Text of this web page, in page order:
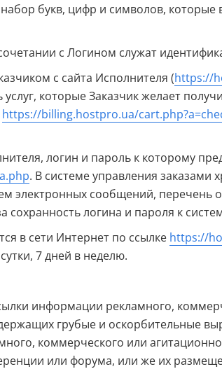
букв, цифр и символов,
с Логином служат
с сайта Исполнителя (https://
которые Заказчик желает
https://billing.hostpro.ua/
логин и пароль к которому
. В системе управления заказами
электронных сообщений, перечень
сохранность логина и пароля к
в сети Интернет по ссылке https://
7 дней в неделю.
информации рекламного,
грубые и оскорбительные
коммерческого или
или форума, или же их